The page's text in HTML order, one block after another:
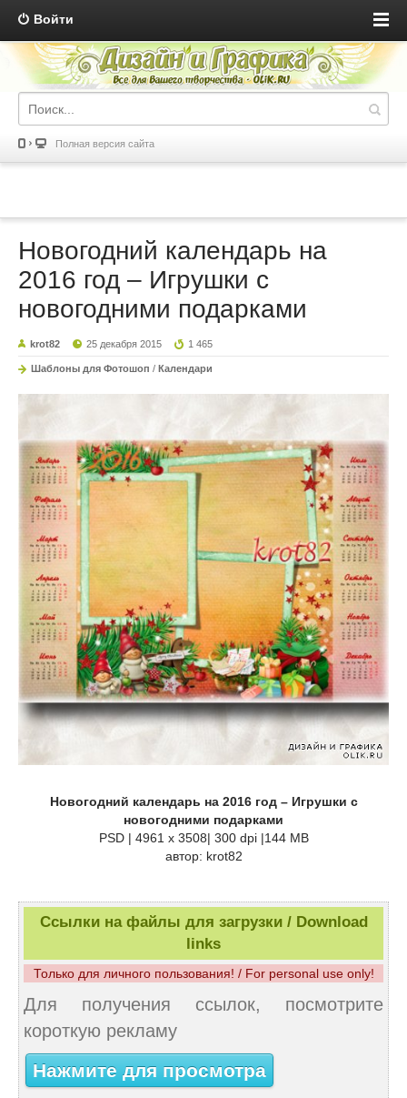
Войти
Полная версия сайта
Новогодний календарь на
2016 год – Игрушки с
новогодними подарками
krot82 25 декабря 2015 1 465
Шаблоны для Фотошоп / Календари
Новогодний календарь на 2016 год – Игрушки с
новогодними подарками
PSD | 4961 x 3508| 300 dpi |144 MB
автор: krot82
Ссылки на файлы для загрузки / Download
links
Только для личного пользования! / For personal use only!
Для получения ссылок, посмотрите
короткую рекламу
Нажмите для просмотра